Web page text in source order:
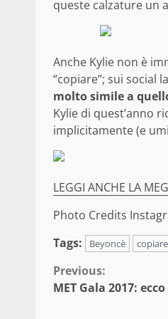
queste calzature un
Anche Kylie non è
“copiare”; sui social
molto simile a
Kylie di quest’anno
implicitamente (e
LEGGI ANCHE LA
Photo Credits
Tags:
Beyoncè
Continue
Previous:
MET Gala 2017: